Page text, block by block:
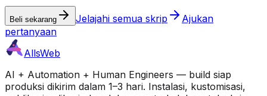
Beli sekarang Jelajahi semua skrip
Ajukan
pertanyaan
AllsWeb
AI + Automation + Human Engineers — build siap
produksi dikirim dalam 1–3 hari. Instalasi, kustomisasi,